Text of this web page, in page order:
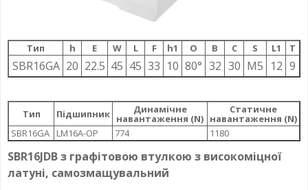
Тип h E W L F h1 О B C S L1 T
SBR16GA 20 22.5 45 45 33 10 80° 32 30 M5 12 9
Тип Підшипник Динамічне
навантаження (N)
Статичне
навантаження (N)
SBR16GA
LM16A-OP 774 1180
SBR16JDB з графітовою втулкою з високоміцної
латуні, самозмащувальний